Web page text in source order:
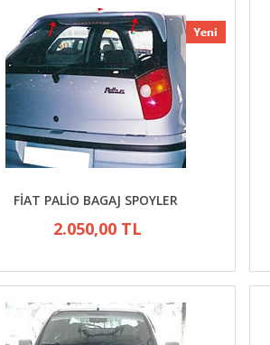
FİAT PALİO BAGAJ SPOYLER
2.050,00 TL